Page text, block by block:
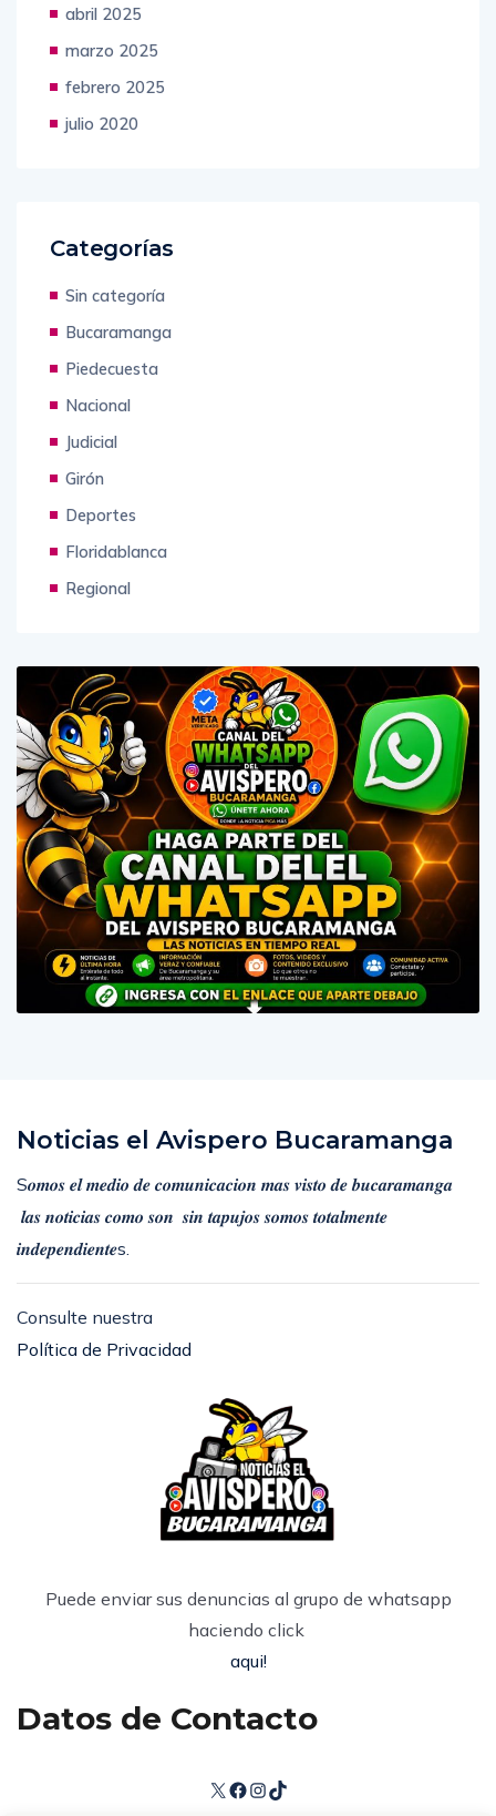
abril 2025
marzo 2025
febrero 2025
julio 2020
Categorías
Sin categoría
Bucaramanga
Piedecuesta
Nacional
Judicial
Girón
Deportes
Floridablanca
Regional
Noticias el Avispero Bucaramanga
S𝒐𝒎𝒐𝒔 𝒆𝒍 𝒎𝒆𝒅𝒊𝒐 𝒅𝒆 𝒄𝒐𝒎𝒖𝒏𝒊𝒄𝒂𝒄𝒊𝒐𝒏 𝒎𝒂𝒔 𝒗𝒊𝒔𝒕𝒐 𝒅𝒆 𝒃𝒖𝒄𝒂𝒓𝒂𝒎𝒂𝒏𝒈𝒂
𝒍𝒂𝒔 𝒏𝒐𝒕𝒊𝒄𝒊𝒂𝒔 𝒄𝒐𝒎𝒐 𝒔𝒐𝒏 𝒔𝒊𝒏 𝒕𝒂𝒑𝒖𝒋𝒐𝒔 𝒔𝒐𝒎𝒐𝒔 𝒕𝒐𝒕𝒂𝒍𝒎𝒆𝒏𝒕𝒆
𝒊𝒏𝒅𝒆𝒑𝒆𝒏𝒅𝒊𝒆𝒏𝒕𝒆s.
Consulte nuestra
Política de Privacidad
Puede enviar sus denuncias al grupo de whatsapp
haciendo click
aqui!
Datos de Contacto